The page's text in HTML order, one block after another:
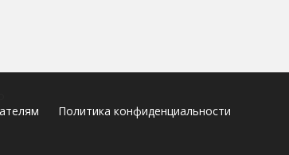
Политика конфиденциальности